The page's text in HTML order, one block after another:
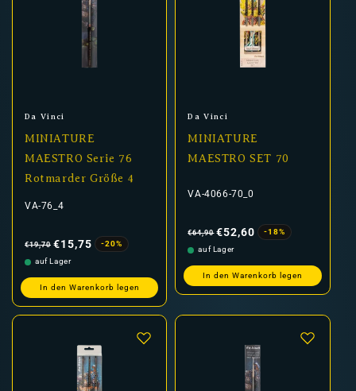
Anbieter:
Da Vinci
MINIATURE
MAESTRO Serie 76
Rotmarder Größe 4
VA-76_4
Preis
€19,70 €15,75
-20%
auf Lager
In den Warenkorb legen
Anbieter:
Da Vinci
MINIATURE
MAESTRO SET 70
VA-4066-70_0
Preis
€64,90 €52,60
-18%
auf Lager
In den Warenkorb legen